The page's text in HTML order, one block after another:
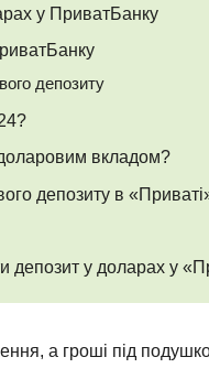
у ПриватБанку
депозиту
доларовим вкладом?
депозиту в
депозит у доларах у
а гроші під